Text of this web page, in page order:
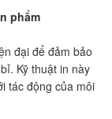
phẩm
đại để đảm bảo
Kỹ thuật in này
tác động của môi